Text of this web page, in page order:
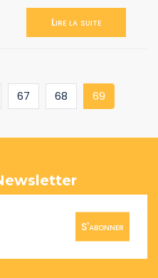
Lire la suite
67 68 69
S'abonner